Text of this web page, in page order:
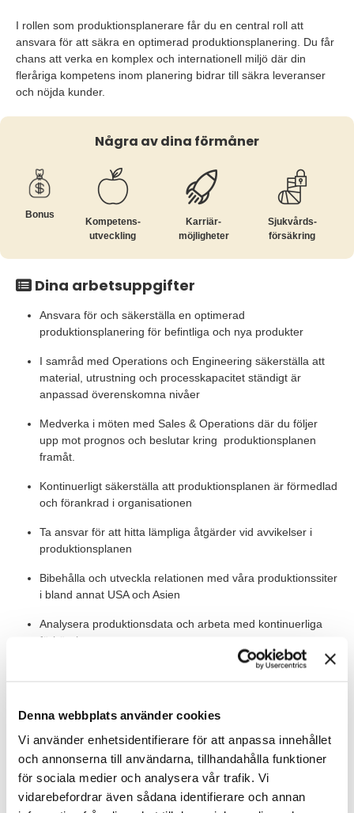
Denna webbplats använder cookies
Vi använder enhetsidentifierare för att anpassa innehållet
och annonserna till användarna, tillhandahålla funktioner
för sociala medier och analysera vår trafik. Vi
vidarebefordrar även sådana identifierare och annan
I rollen som produktionsplanerare får du en central roll att
ansvara för att säkra en optimerad produktionsplanering. Du får
chans att verka en komplex och internationell miljö där din
fleråriga kompetens inom planering bidrar till säkra leveranser
och nöjda kunder.
Några av dina förmåner
Bonus
Kompetens­
utveckling
Karriär­
möjligheter
Sjukvårds­
försäkring
Dina arbetsuppgifter
Ansvara för och säkerställa en optimerad
produktionsplanering för befintliga och nya produkter
I samråd med Operations och Engineering säkerställa att
material, utrustning och processkapacitet ständigt är
anpassad överenskomna nivåer
Medverka i möten med Sales & Operations där du följer
upp mot prognos och beslutar kring produktionsplanen
framåt.
Kontinuerligt säkerställa att produktionsplanen är förmedlad
och förankrad i organisationen
Ta ansvar för att hitta lämpliga åtgärder vid avvikelser i
produktionsplanen
Bibehålla och utveckla relationen med våra produktionssiter
i bland annat USA och Asien
Analysera produktionsdata och arbeta med kontinuerliga
förbättringar
Övervaka och uppdatera produktionsdata i MES-systemet
Värt att veta
Du blir en del av Operations bestående av ca 50 personer och
rapporterar till Operations Director.